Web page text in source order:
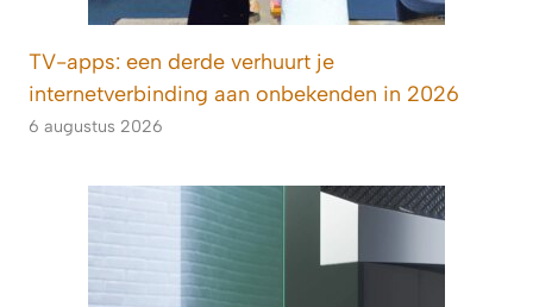
TV-apps: een derde verhuurt je
internetverbinding aan onbekenden in 2026
6 augustus 2026